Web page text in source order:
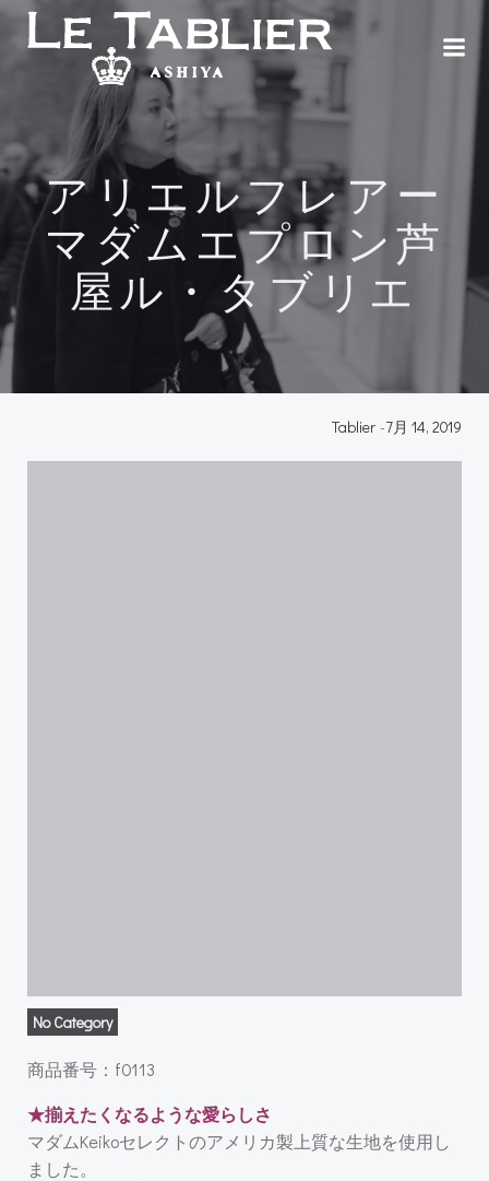
ン
テ
ン
ツ
ス
キ
ッ
アリエルフレアー
マダムエプロン芦
屋ル・タブリエ
Tablier -7月 14, 2019
No Category
商品番号：f0113
★揃えたくなるような愛らしさ
マダムKeikoセレクトのアメリカ製上質な生地を使用し
ました。